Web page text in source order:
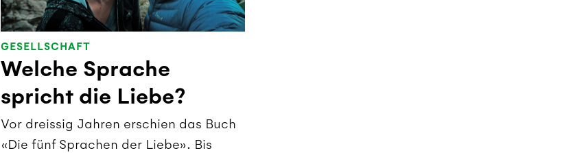
GESELLSCHAFT
Welche Sprache
spricht die Liebe?
Vor dreissig Jahren erschien das Buch
«Die fünf Sprachen der Liebe». Bis